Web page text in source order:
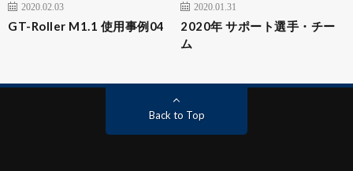
2020.02.03
GT-Roller M1.1 使用事例04
2020.01.31
2020年 サポート選手・チー
ム
Back to Top